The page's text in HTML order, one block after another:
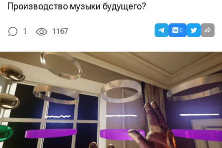
Производство музыки будущего?
1 1167 0